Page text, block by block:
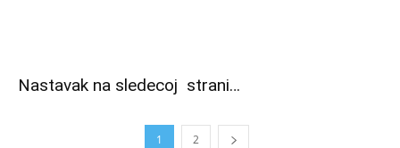
Nastavak na sledecoj strani…
1 2